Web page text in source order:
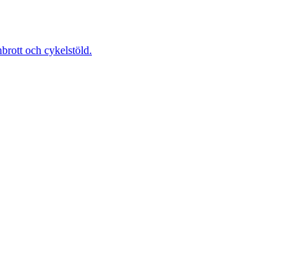
och cykelstöld.